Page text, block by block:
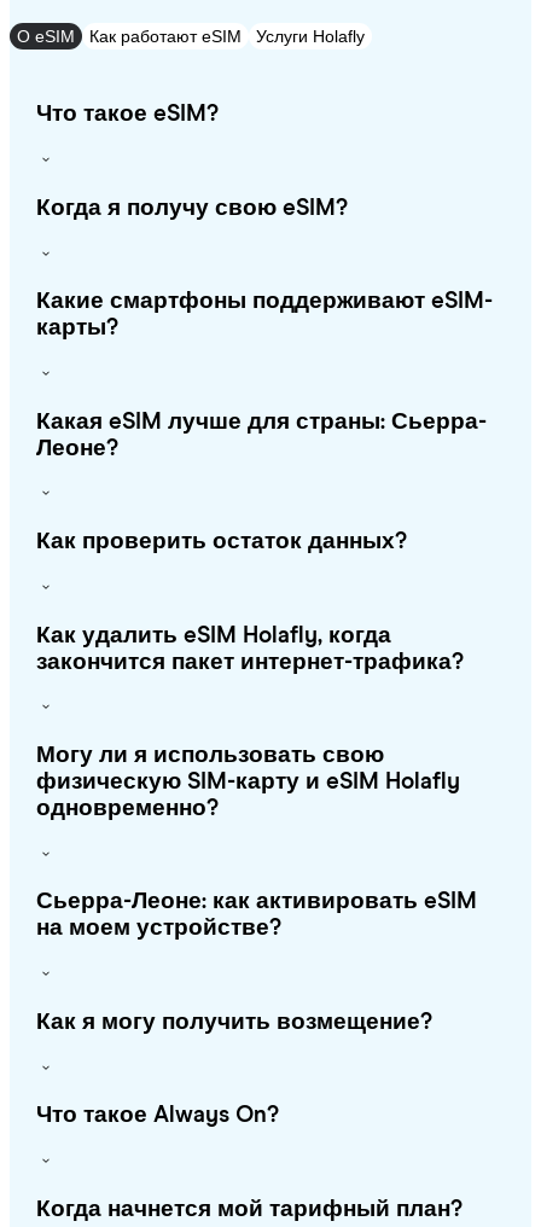
О eSIM Как работают eSIM Услуги Holafly
Что такое eSIM?
Когда я получу свою eSIM?
Какие смартфоны поддерживают eSIM-
карты?
Какая eSIM лучше для страны: Сьерра-
Леоне?
Как проверить остаток данных?
Как удалить eSIM Holafly, когда
закончится пакет интернет-трафика?
Могу ли я использовать свою
физическую SIM-карту и eSIM Holafly
одновременно?
Сьерра-Леоне: как активировать eSIM
на моем устройстве?
Как я могу получить возмещение?
Что такое Always On?
Когда начнется мой тарифный план?